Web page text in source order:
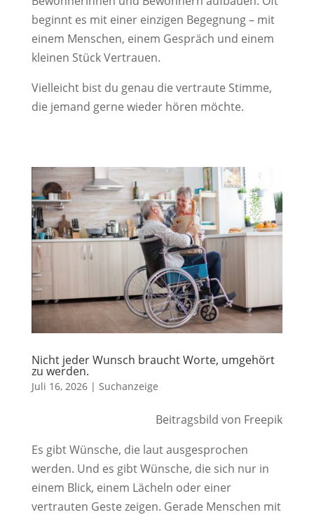
beginnt es mit einer einzigen Begegnung – mit
einem Menschen, einem Gespräch und einem
kleinen Stück Vertrauen.
Vielleicht bist du genau die vertraute Stimme,
die jemand gerne wieder hören möchte.
Nicht jeder Wunsch braucht Worte, umgehört
zu werden.
Juli 16, 2026| Suchanzeige
Beitragsbild von Freepik
Es gibt Wünsche, die laut ausgesprochen
werden. Und es gibt Wünsche, die sich nur in
einem Blick, einem Lächeln oder einer
vertrauten Geste zeigen. Gerade Menschen mit